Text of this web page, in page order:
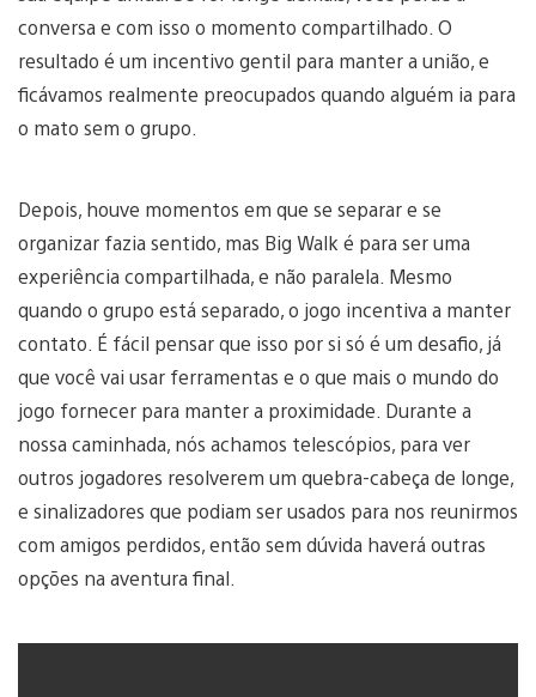
conversa e com isso o momento compartilhado. O
resultado é um incentivo gentil para manter a união, e
ficávamos realmente preocupados quando alguém ia para
o mato sem o grupo.
Depois, houve momentos em que se separar e se
organizar fazia sentido, mas Big Walk é para ser uma
experiência compartilhada, e não paralela. Mesmo
quando o grupo está separado, o jogo incentiva a manter
contato. É fácil pensar que isso por si só é um desafio, já
que você vai usar ferramentas e o que mais o mundo do
jogo fornecer para manter a proximidade. Durante a
nossa caminhada, nós achamos telescópios, para ver
outros jogadores resolverem um quebra-cabeça de longe,
e sinalizadores que podiam ser usados para nos reunirmos
com amigos perdidos, então sem dúvida haverá outras
opções na aventura final.